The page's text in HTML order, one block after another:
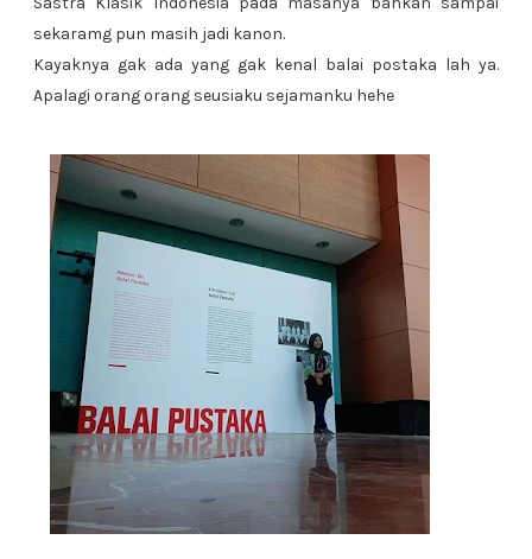
sekaramg pun masih jadi kanon.
Kayaknya gak ada yang gak kenal balai postaka lah ya.
Apalagi orang orang seusiaku sejamanku hehe